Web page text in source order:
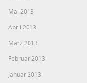
Mai 2013
April 2013
März 2013
Februar 2013
Januar 2013